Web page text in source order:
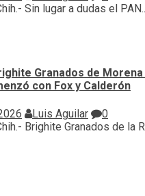
Sin lugar a dudas el
Granados de Morena
con Fox y Calderón
Luis Aguilar
0
Brighite Granados de la